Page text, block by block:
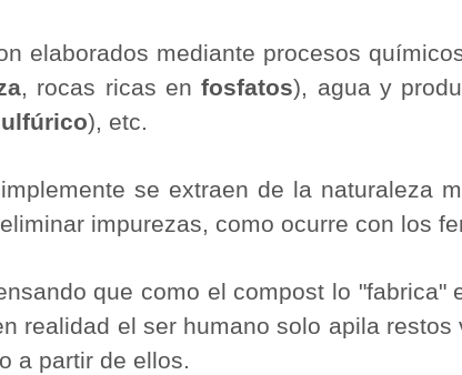
elaborados mediante procesos
, rocas ricas enfosfatos), agua y
), etc.
se extraen de la naturaleza
impurezas, como ocurre con los
que como el compost lo "fabrica"
realidad el ser humano solo apila
a partir de ellos.